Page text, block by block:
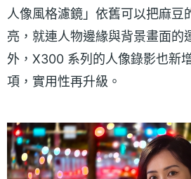
人像風格濾鏡」依舊可以把麻豆
亮，就連人物邊緣與背景畫面的
外，X300 系列的人像錄影也新
項，實用性再升級。